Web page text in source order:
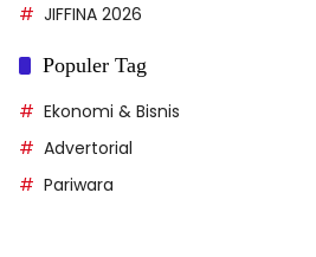
JIFFINA 2026
Populer Tag
Ekonomi & Bisnis
Advertorial
Pariwara